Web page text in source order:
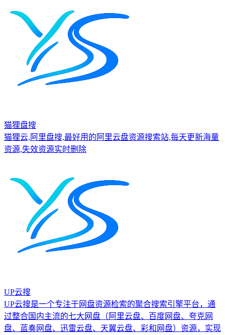
猫狸盘搜
猫狸云,阿里盘搜,最好用的阿里云盘资源搜索站,每天更新海量
资源,失效资源实时删除
UP云搜
UP云搜是一个专注于网盘资源检索的聚合搜索引擎平台，通
过整合国内主流的七大网盘（阿里云盘、百度网盘、夸克网
盘、蓝奏网盘、迅雷云盘、天翼云盘、彩和网盘）资源，实现